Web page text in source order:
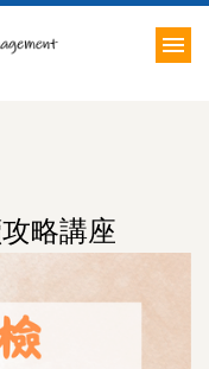
略講座